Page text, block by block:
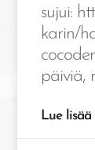
sujui:
karin/
päiviä,
Lue lisää